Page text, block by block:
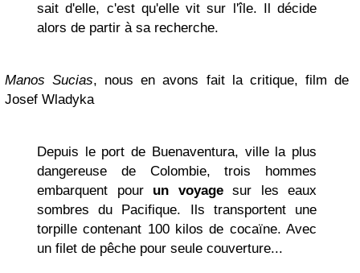
sait d'elle, c'est qu'elle vit sur l'île. Il décide
alors de partir à sa recherche.
Manos Sucias, nous en avons fait la critique, film de
Josef Wladyka
Depuis le port de Buenaventura, ville la plus
dangereuse de Colombie, trois hommes
embarquent pour un voyagesur les eaux
sombres du Pacifique. Ils transportent une
torpille contenant 100 kilos de cocaïne. Avec
un filet de pêche pour seule couverture...